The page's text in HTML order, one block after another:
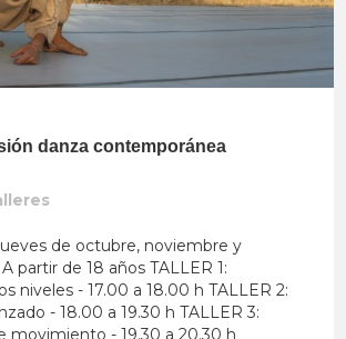
danza contemporánea
de octubre, noviembre y
partir de 18 años TALLER 1:
niveles - 17.00 a 18.00 h TALLER 2:
- 18.00 a 19.30 h TALLER 3:
movimiento - 19.30 a 20.30 h